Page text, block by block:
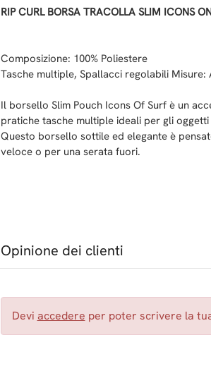
RIP CURL BORSA TRACOLLA SLIM ICONS
Composizione: 100% Poliestere
Tasche multiple, Spallacci regolabili Misure:
Il borsello Slim Pouch Icons Of Surf è un
pratiche tasche multiple ideali per gli
Questo borsello sottile ed elegante è
veloce o per una serata fuori.
Opinione dei clienti
Devi accedere per poter scrivere la